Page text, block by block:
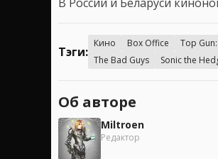
Тэги:
Кино Box Office Top
The Bad Guys
Sonic the
Об авторе
Miltroen
Редактор